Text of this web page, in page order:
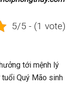
5/5 - (1 vote)
tới mệnh lý
Quý Mão sinh